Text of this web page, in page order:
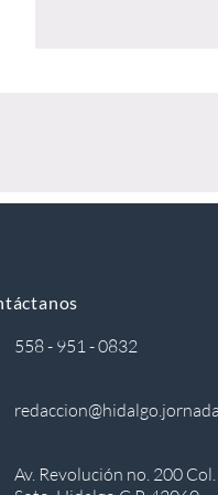
558 - 951 - 0832
Av. Revolución no. 200